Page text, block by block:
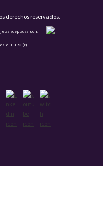
derechos reservados.
aceptadas son:
el EURO (€).